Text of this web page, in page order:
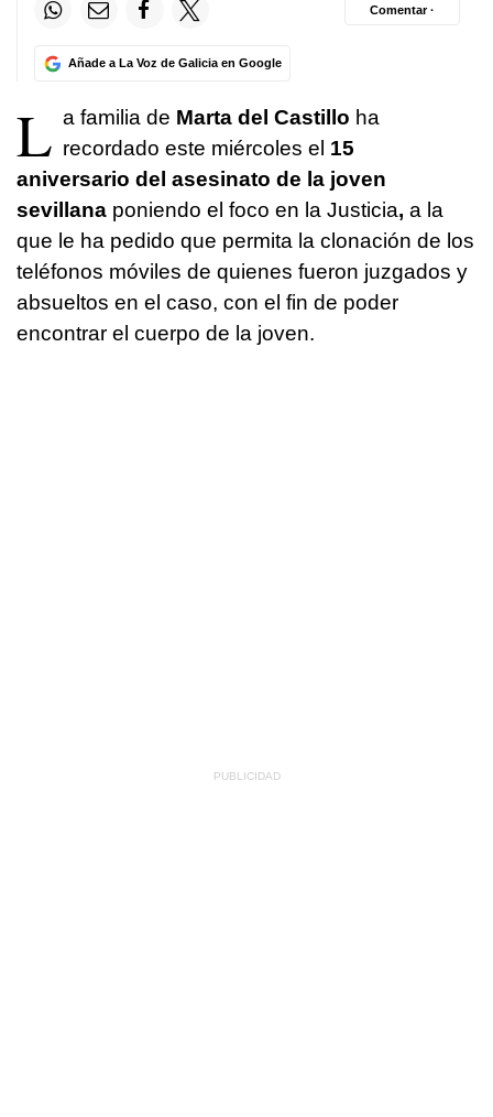
Añade a La Voz de Galicia en Google
Comentar ·
L a familia de Marta del Castillo ha
recordado este miércoles el 15
aniversario del asesinato de la joven
sevillana poniendo el foco en la Justicia, a la
que le ha pedido que permita la clonación de los
teléfonos móviles de quienes fueron juzgados y
absueltos en el caso, con el fin de poder
encontrar el cuerpo de la joven.